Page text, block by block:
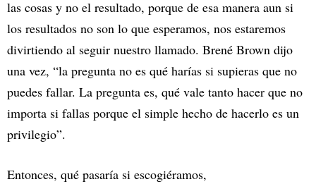
las cosas y no el resultado, porque de esa manera aun si
los resultados no son lo que esperamos, nos estaremos
divirtiendo al seguir nuestro llamado. Brené Brown dijo
una vez, “la pregunta no es qué harías si supieras que no
puedes fallar. La pregunta es, qué vale tanto hacer que no
importa si fallas porque el simple hecho de hacerlo es un
privilegio”.
Entonces, qué pasaría si escogiéramos,